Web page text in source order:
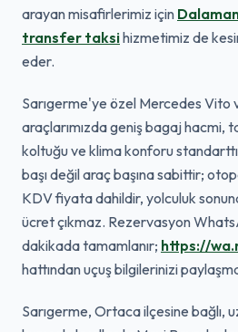
arayan misafirlerimiz için
transfer taksihizmetimiz de
eder.
Sarıgerme'ye özel Mercedes Vito
araçlarımızda geniş bagaj hacmi,
koltuğu ve klima konforu
başı değil araç başına sabittir;
KDV fiyata dahildir, yolculuk
ücret çıkmaz. Rezervasyon
dakikada tamamlanır; https://
hattından uçuş bilgilerinizi
Sarıgerme, Ortaca ilçesine bağlı,